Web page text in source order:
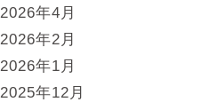
2026年4月
2026年2月
2026年1月
2025年12月